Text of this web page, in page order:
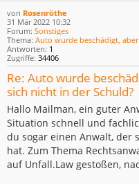
von Rosenröthe
31 Mär 2022 10:32
Forum: Sonstiges
Thema: Auto wurde beschädigt,
Antworten: 1
Zugriffe: 34406
Re: Auto wurde
sich nicht in der Schuld?
Hallo Mailman, ein guter
Situation schnell und
du sogar einen Anwalt, der
hat. Zum Thema
auf Unfall.Law gestoßen,